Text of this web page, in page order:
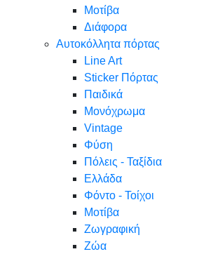
Μοτίβα
Διάφορα
Αυτοκόλλητα πόρτας
Line Art
Sticker Πόρτας
Παιδικά
Μονόχρωμα
Vintage
Φύση
Πόλεις - Ταξίδια
Ελλάδα
Φόντο - Τοίχοι
Μοτίβα
Ζωγραφική
Ζώα